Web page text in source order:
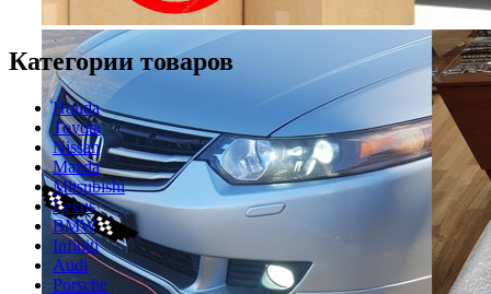
Категории товаров
Honda
Toyota
Nissan
Mazda
Mitsubishi
Lexus
BMW
Infiniti
Audi
Porsche